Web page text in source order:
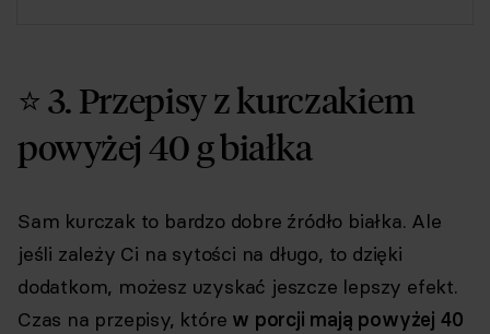
⭐ 3. Przepisy z kurczakiem
powyżej 40 g białka
Sam kurczak to bardzo dobre źródło białka. Ale
jeśli zależy Ci na sytości na długo, to dzięki
dodatkom, możesz uzyskać jeszcze lepszy efekt.
Czas na przepisy, które w porcji mają powyżej 40